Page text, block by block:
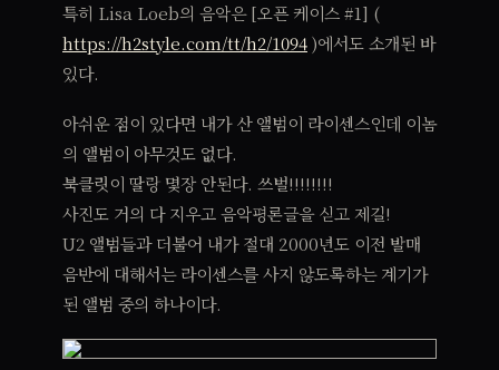
특히 Lisa Loeb의 음악은 [오픈 케이스 #1] (
https://h2style.com/tt/h2/1094)에서도 소개된 바
있다.
아쉬운 점이 있다면 내가 산 앨범이 라이센스인데 이놈
의 앨범이 아무것도 없다.
북클릿이 딸랑 몇장 안된다. 쓰벌!!!!!!!!
사진도 거의 다 지우고 음악평론글을 싣고 제길!
U2 앨범들과 더불어 내가 절대 2000년도 이전 발매
음반에 대해서는 라이센스를 사지 않도록하는 계기가
된 앨범 중의 하나이다.